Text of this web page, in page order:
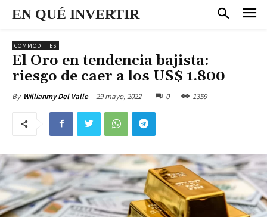
EN QUÉ INVERTIR
COMMODITIES
El Oro en tendencia bajista:
riesgo de caer a los US$ 1.800
By Willianmy Del Valle 29 mayo, 2022 0 1359